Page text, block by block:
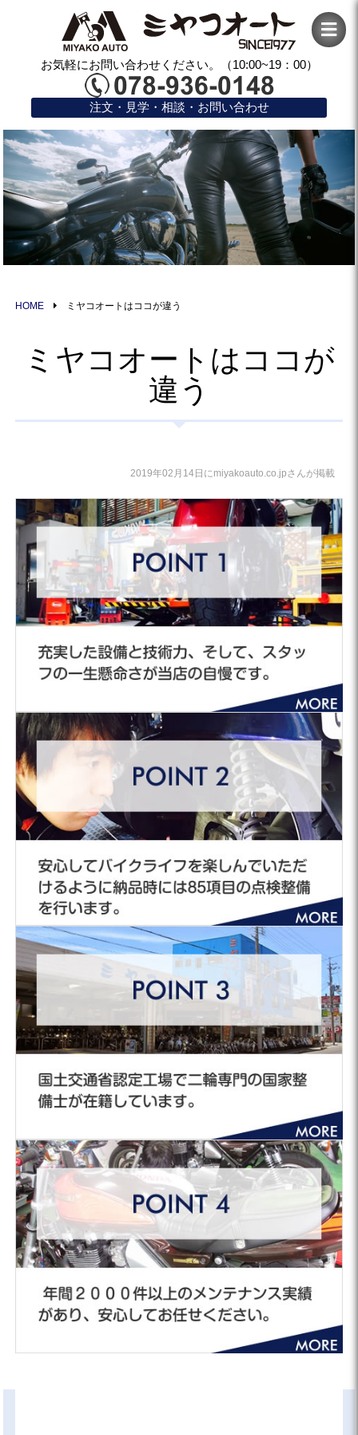
お気軽にお問い合わせください。（10:00~19：00）
注文・見学・相談・お問い合わせ
HOME ミヤコオートはココが違う
ミヤコオートはココが
違う
2019年02月14日にmiyakoauto.co.jpさんが掲載